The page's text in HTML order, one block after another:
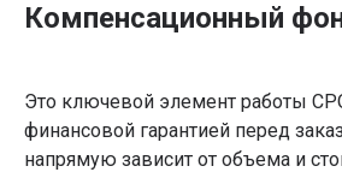
Компенсационный
Это ключевой элемент работы
финансовой гарантией перед
напрямую зависит от объема и